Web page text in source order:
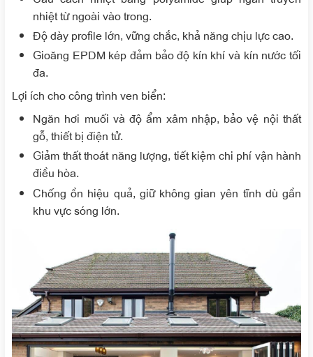
nhiệt từ ngoài vào trong.
Độ dày profile lớn, vững chắc, khả năng chịu lực cao.
Gioăng EPDM kép đảm bảo độ kín khí và kín nước tối
đa.
Lợi ích cho công trình ven biển:
Ngăn hơi muối và độ ẩm xâm nhập, bảo vệ nội thất
gỗ, thiết bị điện tử.
Giảm thất thoát năng lượng, tiết kiệm chi phí vận hành
điều hòa.
Chống ồn hiệu quả, giữ không gian yên tĩnh dù gần
khu vực sóng lớn.